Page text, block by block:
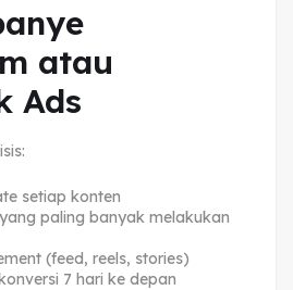
atau
Ads
setiap konten
paling banyak melakukan
(feed, reels, stories)
7 hari ke depan